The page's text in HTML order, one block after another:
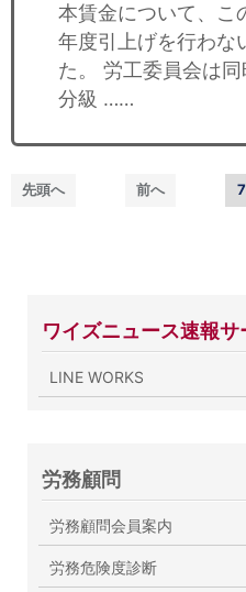
本賃金について、こ
年度引上げを行わな
た。 労工委員会は
分級 ……
先頭へ 前へ 7
ワイズニュース速報サ
LINE WORKS
労務顧問
労務顧問会員案内
労務危険度診断